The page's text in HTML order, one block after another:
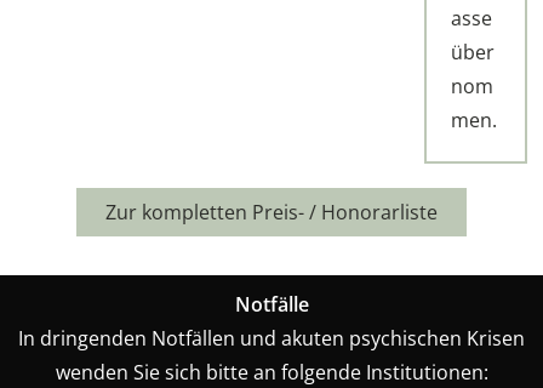
asse
über
nom
men.
Zur kompletten Preis- / Honorarliste
Notfälle
In dringenden Notfällen und akuten psychischen Krisen
wenden Sie sich bitte an folgende Institutionen: